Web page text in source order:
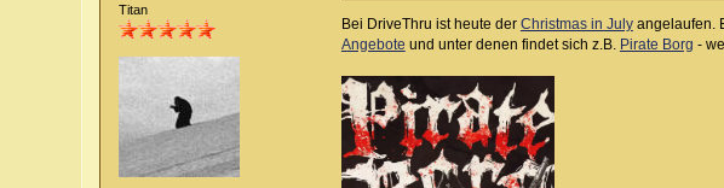
Titan
Bei DriveThru ist heute der Christmas in Julyangelaufen.
Angebote und unter denen findet sich z.B. Pirate Borg -